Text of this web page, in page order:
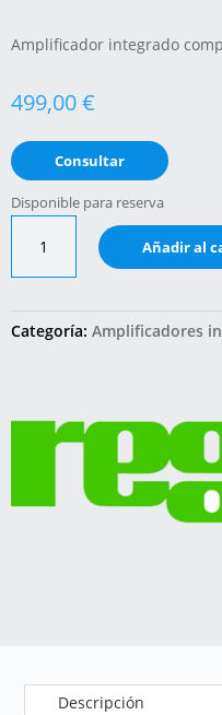
Amplificador integrado
499,00€
Consultar
Disponible para reserva
cantidad
Añadir al
Categoría: Amplificadores
Descripción